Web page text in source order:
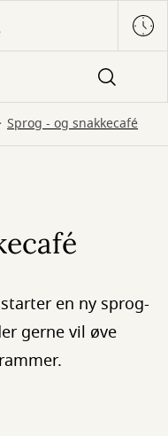
Sprog - og snakkecafé
en ny sprog-
gerne vil øve